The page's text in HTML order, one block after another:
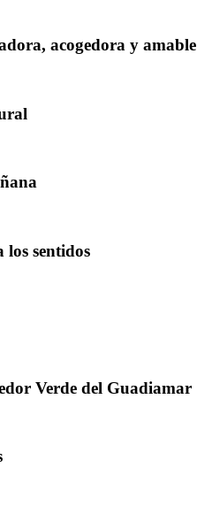
acogedora y amable
los sentidos
Verde del Guadiamar